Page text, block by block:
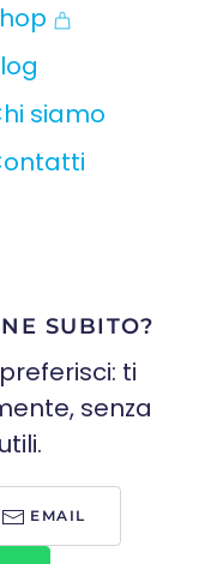
siamo
SUBITO?
ti
senza
EMAIL